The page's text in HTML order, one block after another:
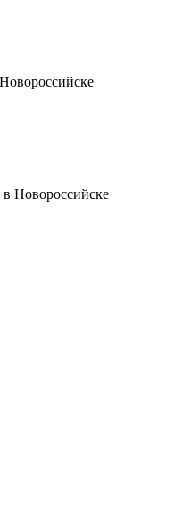
Новороссийске